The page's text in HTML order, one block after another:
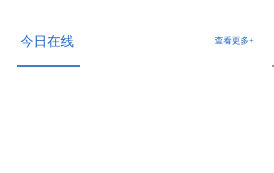
今日在线 查看更多+